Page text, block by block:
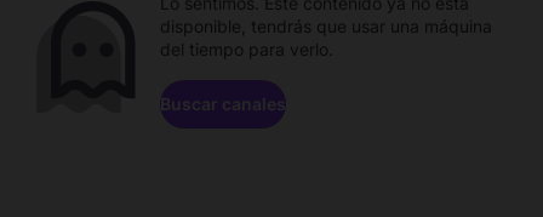
disponible, tendrás que usar una máquina
del tiempo para verlo.
Buscar canales